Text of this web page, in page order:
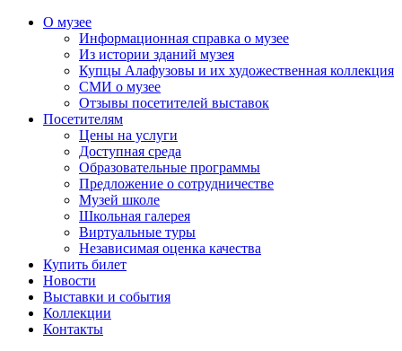
О музее
Информационная справка о музее
Из истории зданий музея
Купцы Алафузовы и их художественная коллекция
СМИ о музее
Отзывы посетителей выставок
Посетителям
Цены на услуги
Доступная среда
Образовательные программы
Предложение о сотрудничестве
Музей школе
Школьная галерея
Виртуальные туры
Независимая оценка качества
Купить билет
Новости
Выставки и события
Коллекции
Контакты